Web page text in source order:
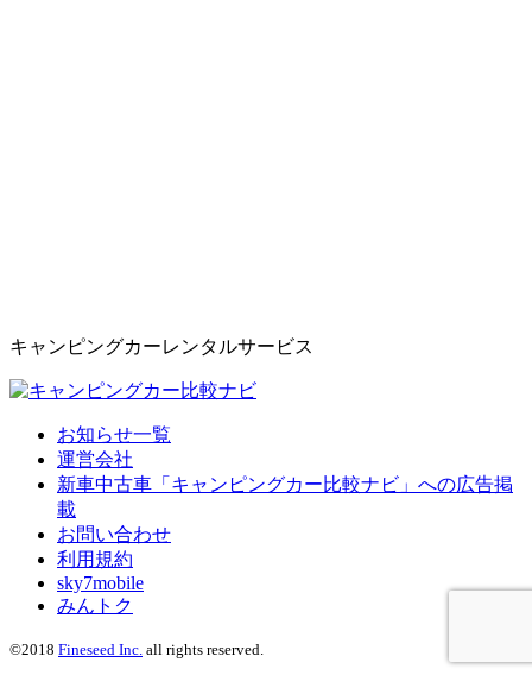
キャンピングカーレンタルサービス
お知らせ一覧
運営会社
新車中古車「キャンピングカー比較ナビ」への広告掲
載
お問い合わせ
利用規約
sky7mobile
みんトク
©2018 Fineseed Inc. all rights reserved.